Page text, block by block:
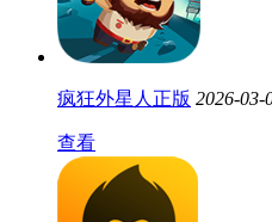
疯狂外星人正版 2026-03-
查看